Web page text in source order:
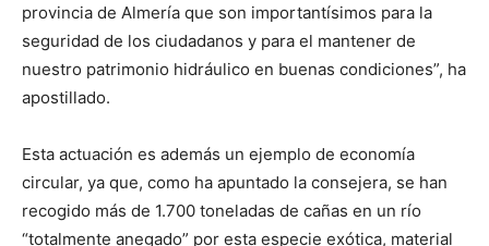
provincia de Almería que son importantísimos para la
seguridad de los ciudadanos y para el mantener de
nuestro patrimonio hidráulico en buenas condiciones”, ha
apostillado.
Esta actuación es además un ejemplo de economía
circular, ya que, como ha apuntado la consejera, se han
recogido más de 1.700 toneladas de cañas en un río
“totalmente anegado” por esta especie exótica, material